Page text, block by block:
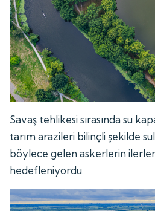
Savaş tehlikesi sırasında su
tarım arazileri bilinçli şekilde
böylece gelen askerlerin
hedefleniyordu.